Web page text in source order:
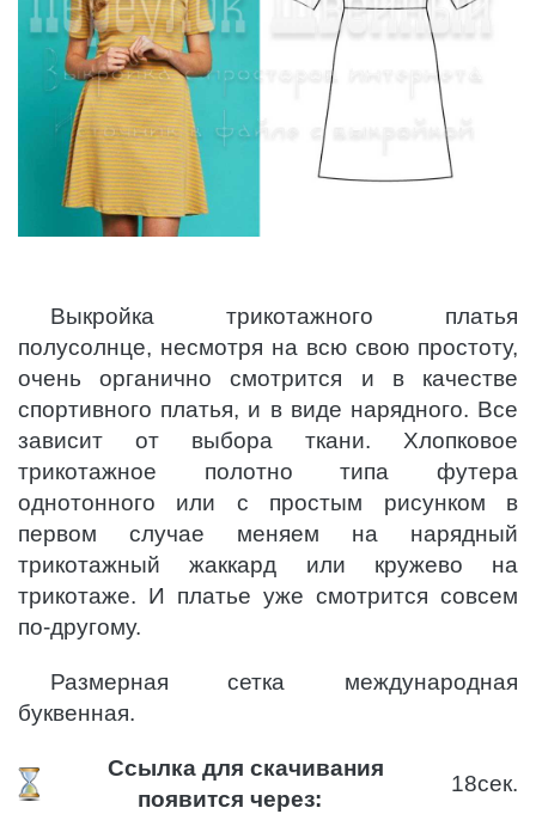
Выкройка трикотажного платья
полусолнце, несмотря на всю свою простоту,
очень органично смотрится и в качестве
спортивного платья, и в виде нарядного. Все
зависит от выбора ткани. Хлопковое
трикотажное полотно типа футера
однотонного или с простым рисунком в
первом случае меняем на нарядный
трикотажный жаккард или кружево на
трикотаже. И платье уже смотрится совсем
по-другому.
Размерная сетка международная
буквенная.
Ссылка для скачивания
появится через:
17сек.